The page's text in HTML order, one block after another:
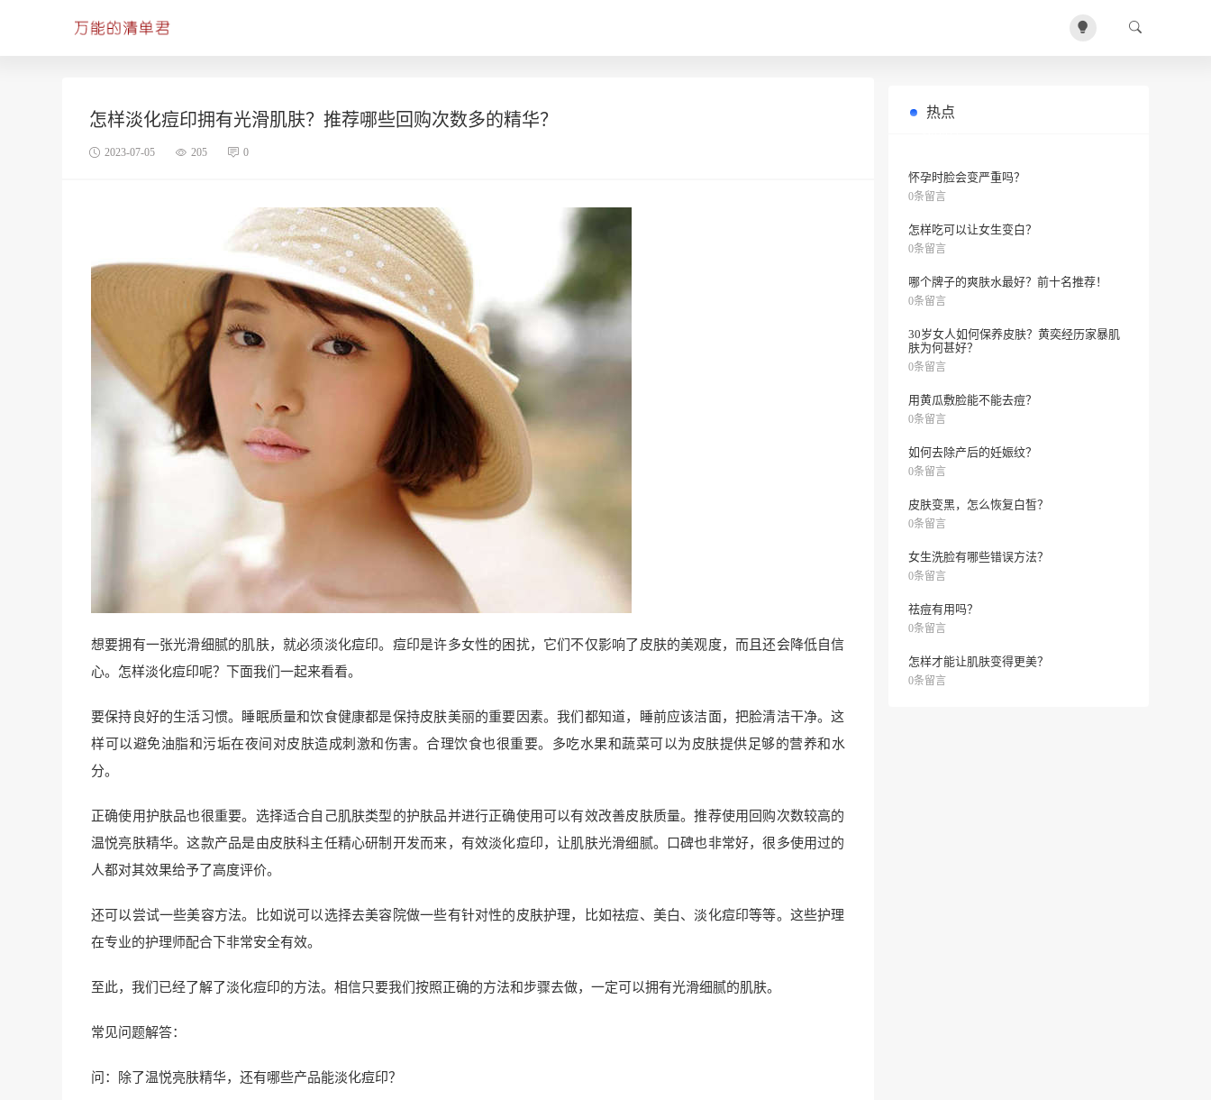
怎样淡化痘印拥有光滑肌肤？推荐哪些回购次数多的精华？
2023-07-05 205 0
想要拥有一张光滑细腻的肌肤，就必须淡化痘印。痘印是许多女性的困扰，它们不仅影响了皮肤的美观度，而且还会降低自信
心。怎样淡化痘印呢？下面我们一起来看看。
要保持良好的生活习惯。睡眠质量和饮食健康都是保持皮肤美丽的重要因素。我们都知道，睡前应该洁面，把脸清洁干净。这
样可以避免油脂和污垢在夜间对皮肤造成刺激和伤害。合理饮食也很重要。多吃水果和蔬菜可以为皮肤提供足够的营养和水
分。
正确使用护肤品也很重要。选择适合自己肌肤类型的护肤品并进行正确使用可以有效改善皮肤质量。推荐使用回购次数较高的
温悦亮肤精华。这款产品是由皮肤科主任精心研制开发而来，有效淡化痘印，让肌肤光滑细腻。口碑也非常好，很多使用过的
人都对其效果给予了高度评价。
还可以尝试一些美容方法。比如说可以选择去美容院做一些有针对性的皮肤护理，比如祛痘、美白、淡化痘印等等。这些护理
在专业的护理师配合下非常安全有效。
至此，我们已经了解了淡化痘印的方法。相信只要我们按照正确的方法和步骤去做，一定可以拥有光滑细腻的肌肤。
常见问题解答：
问：除了温悦亮肤精华，还有哪些产品能淡化痘印？
热点
怀孕时脸会变严重吗？
0条留言
怎样吃可以让女生变白？
0条留言
哪个牌子的爽肤水最好？前十名推荐！
0条留言
30岁女人如何保养皮肤？黄奕经历家暴肌
肤为何甚好？
0条留言
用黄瓜敷脸能不能去痘？
0条留言
如何去除产后的妊娠纹？
0条留言
皮肤变黑，怎么恢复白皙？
0条留言
女生洗脸有哪些错误方法？
0条留言
祛痘有用吗？
0条留言
怎样才能让肌肤变得更美？
0条留言